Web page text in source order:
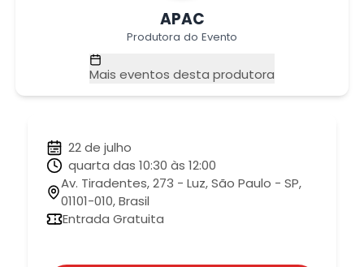
APAC
Produtora do Evento
Mais eventos desta produtora
22 de julho
quarta das 10:30 às 12:00
Av. Tiradentes, 273 - Luz, São Paulo - SP,
01101-010, Brasil
Entrada Gratuita